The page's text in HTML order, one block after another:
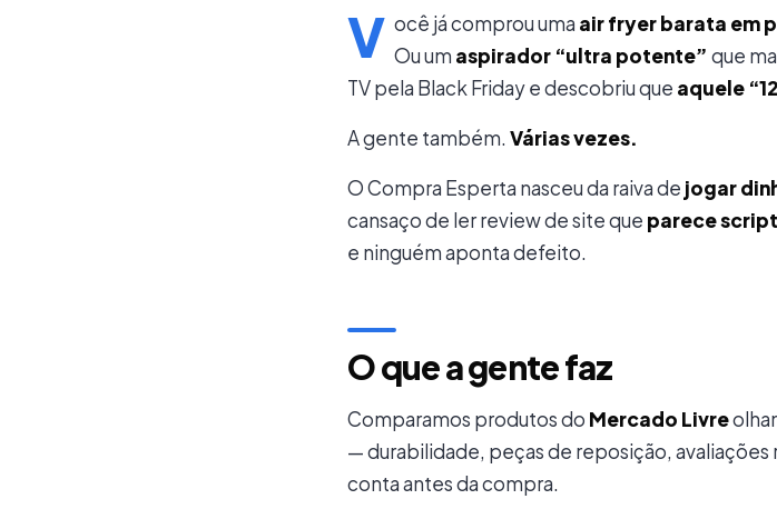
V ocê já comprou uma air fryer barata em
Ou um aspirador “ultra potente” que
TV pela Black Friday e descobriu que aquele
A gente também. Várias vezes.
OCompra Esperta nasceu da raiva de jogar
cansaço de ler review de site que parece
e ninguém aponta defeito.
O que a gente faz
Comparamos produtos do Mercado Livre
— durabilidade, peças de reposição, avaliações
conta antes da compra.